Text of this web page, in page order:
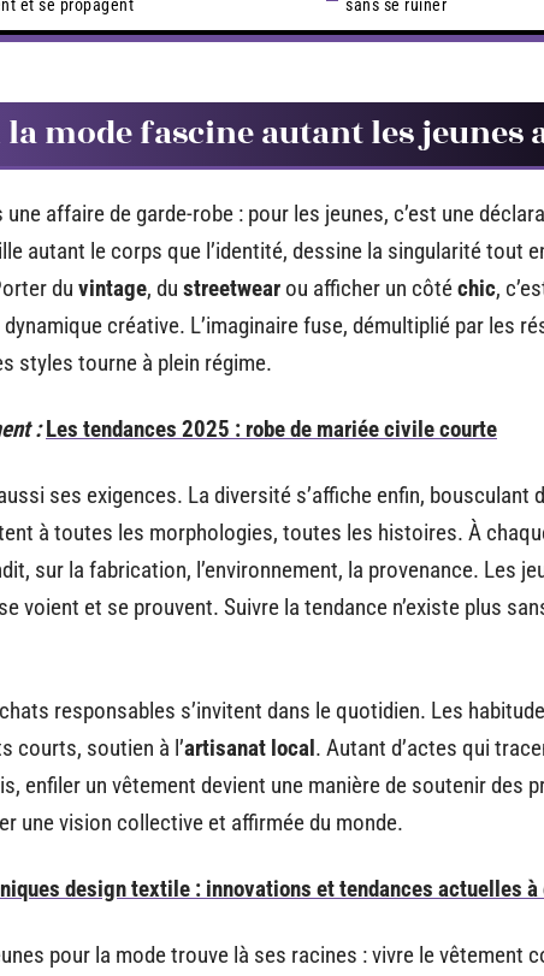
et se propagent
sans se ruiner
mode fascine autant les jeunes
une affaire de garde-robe : pour les jeunes, c’est une
autant le corps que l’identité, dessine la singularité tout
du vintage, du streetwear ou afficher un côtéchic,
créative. L’imaginaire fuse, démultiplié par les
styles tourne à plein régime.
: Les tendances 2025 : robe de mariée civile courte
ses exigences. La diversité s’affiche enfin, bousculant
à toutes les morphologies, toutes les histoires. À
sur la fabrication, l’environnement, la provenance. Les
voient et se prouvent. Suivre la tendance n’existe plus
responsables s’invitent dans le quotidien. Les
courts, soutien à l’artisanat local. Autant d’actes qui
enfiler un vêtement devient une manière de soutenir des
une vision collective et affirmée du monde.
design textile : innovations et tendances actuelles
pour la mode trouve là ses racines : vivre le vêtement